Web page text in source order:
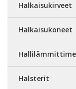
Halkaisukirveet
Halkaisukoneet
Halsterit